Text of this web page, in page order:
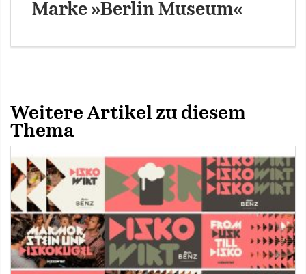
Marke »Berlin Museum«
Weitere Artikel zu diesem
Thema